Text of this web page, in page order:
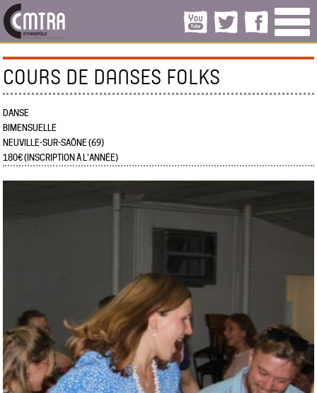
COURS DE DANSES FOLKS
DANSE
BIMENSUELLE
NEUVILLE-SUR-SAÔNE (69)
180€ (INSCRIPTION À L'ANNÉE)